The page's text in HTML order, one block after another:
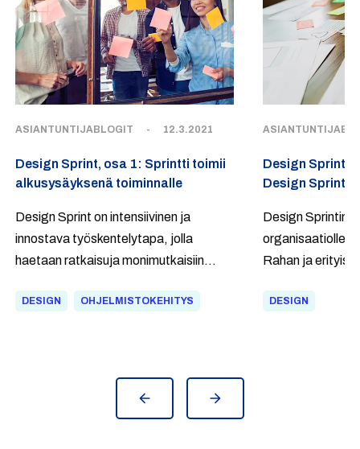
ASIANTUNTIJABLOGIT - 12.3.2021
Design Sprint, osa 1: Sprintti toimii
alkusysäyksenä toiminnalle
Design Sprint on intensiivinen ja
innostava työskentelytapa, jolla
haetaan ratkaisuja monimutkaisiin
Sprinttiin on hyvä saada mukaan
DESIGN OHJELMISTOKEHITYS
Design Sprint,
Design Sprint
Design Sprintin
organisaatiolle
Rahan ja
nimikin voi
DESIGN